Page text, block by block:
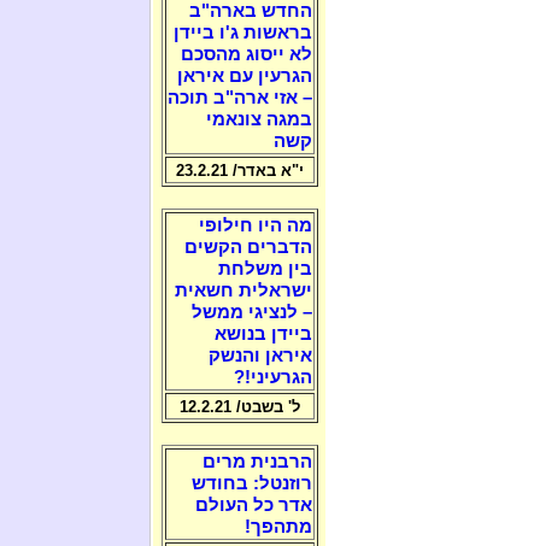
החדש בארה"ב
בראשות ג'ו ביידן
לא ייסוג מהסכם
הגרעין עם איראן
– אזי ארה"ב תוכה
במגה צונאמי
קשה
י"א באדר/ 23.2.21
מה היו חילופי
הדברים הקשים
בין משלחת
ישראלית חשאית
– לנציגי ממשל
ביידן בנושא
איראן והנשק
הגרעיני!?
ל' בשבט/ 12.2.21
הרבנית מרים
רוזנטל: בחודש
אדר כל העולם
מתהפך!